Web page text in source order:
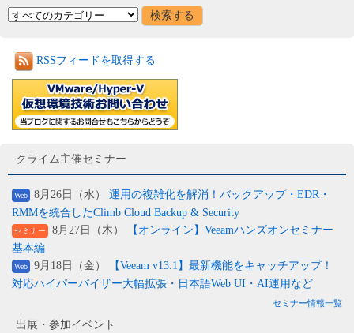
RSSフィードを取得する
クライム主催セミナー
Web 8月26日（水） 運用の複雑化を解消！バックアップ・EDR・
RMMを統合したClimb Cloud Backup & Security
セミナー 8月27日（木）
【オンライン】Veeamハンズオンセミナー
基本編
Web 9月18日（金）
【Veeam v13.1】最新機能をキャッチアップ！
対応ハイパーバイザー大幅拡張・日本語Web UI・AI運用など
セミナー情報一覧
出展・参加イベント